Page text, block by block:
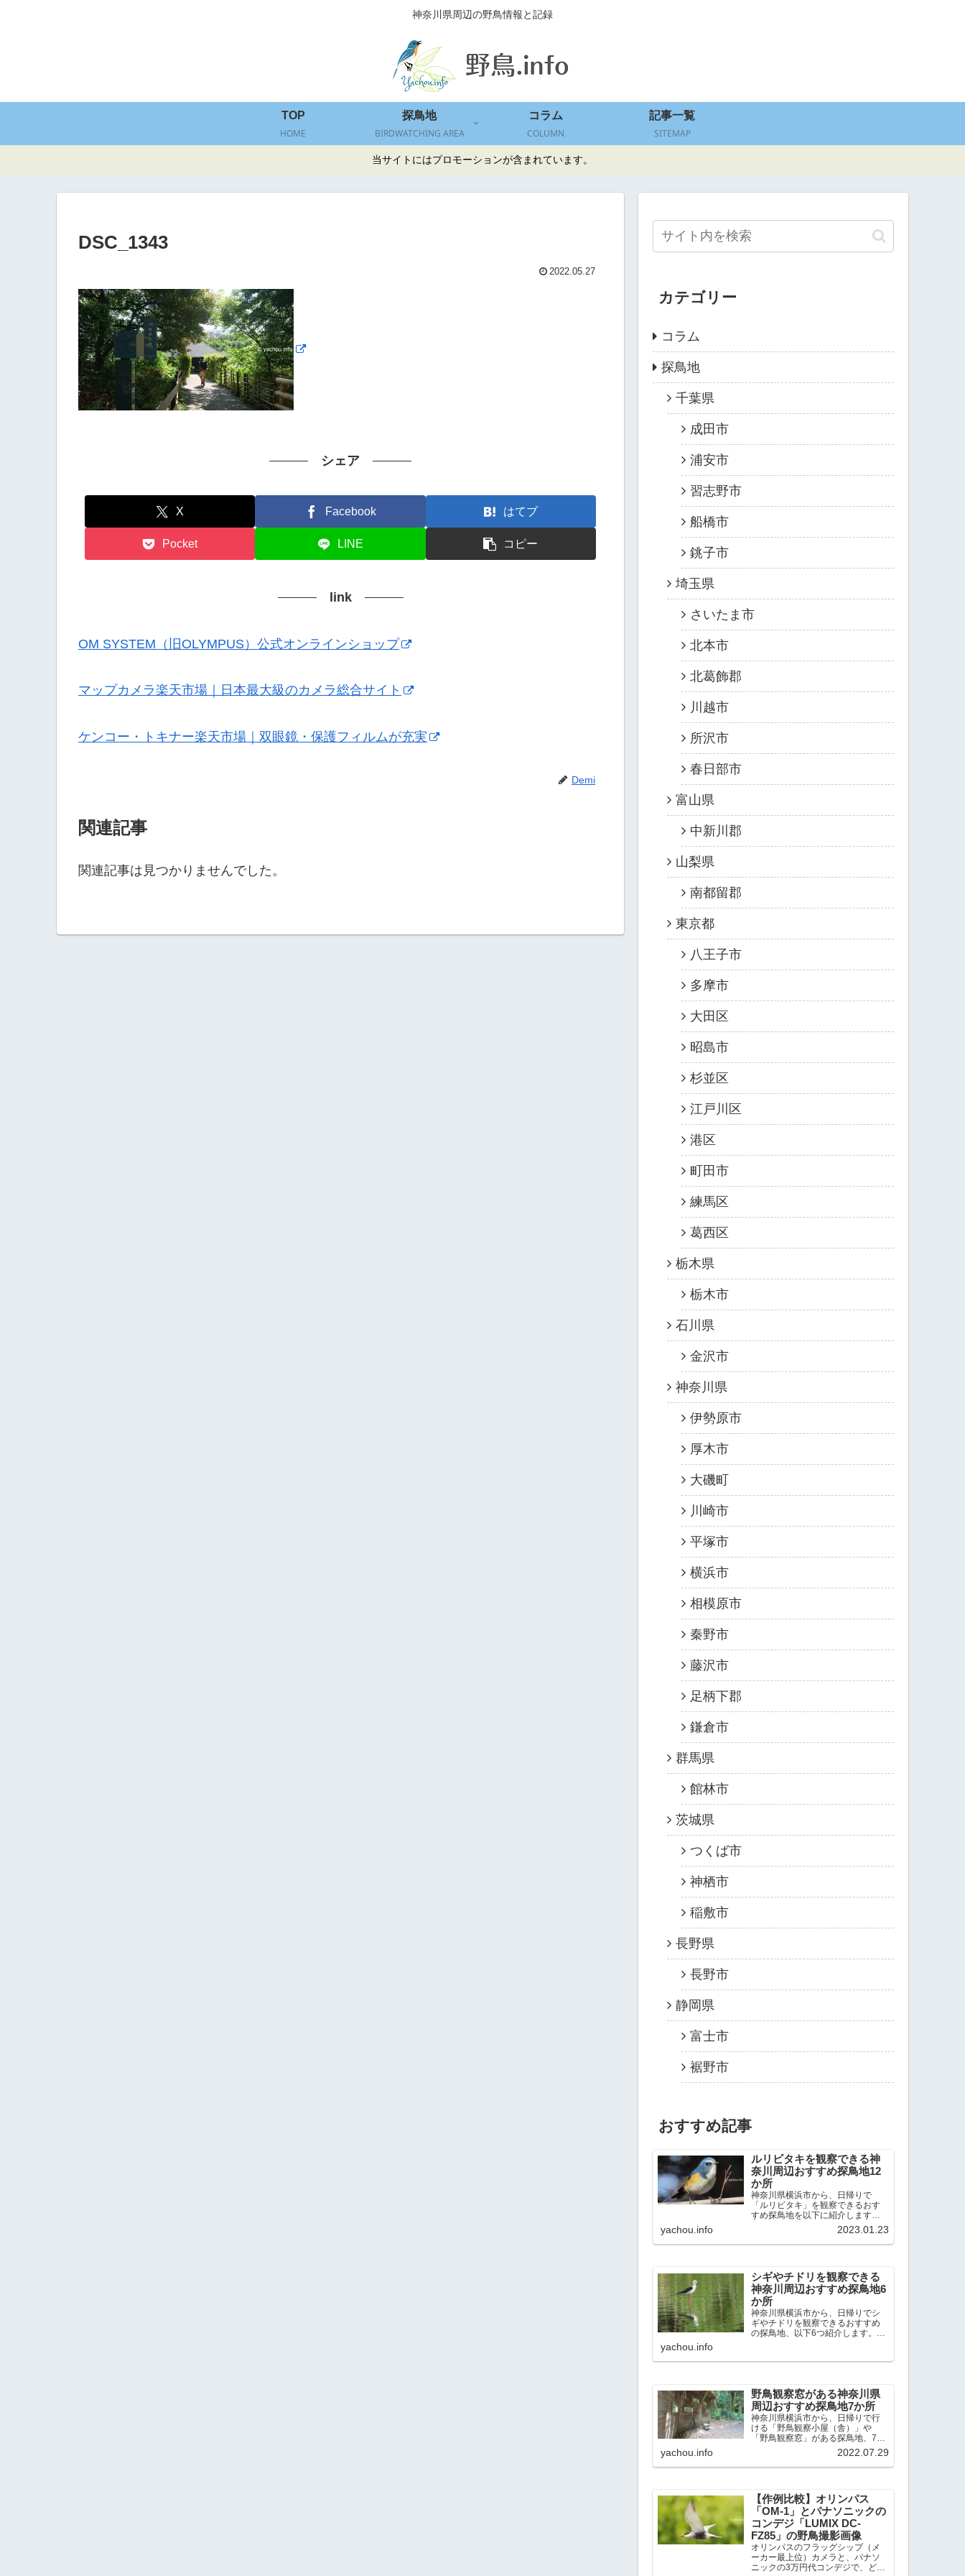
神奈川県周辺の野鳥情報と記録
TOP
HOME
探鳥地
BIRDWATCHING AREA
コラム
COLUMN
記事一覧
SITEMAP
当サイトにはプロモーションが含まれています。
DSC_1343
2022.05.27
シェア
X Facebook はてブ
Pocket LINE コピー
link
OM SYSTEM（旧OLYMPUS）公式オンラインショップ
マップカメラ楽天市場｜日本最大級のカメラ総合サイト
ケンコー・トキナー楽天市場｜双眼鏡・保護フィルムが充実
Demi
関連記事
関連記事は見つかりませんでした。
カテゴリー
コラム
探鳥地
千葉県
成田市
浦安市
習志野市
船橋市
銚子市
埼玉県
さいたま市
北本市
北葛飾郡
川越市
所沢市
春日部市
富山県
中新川郡
山梨県
南都留郡
東京都
八王子市
多摩市
大田区
昭島市
杉並区
江戸川区
港区
町田市
練馬区
葛西区
栃木県
栃木市
石川県
金沢市
神奈川県
伊勢原市
厚木市
大磯町
川崎市
平塚市
横浜市
相模原市
秦野市
藤沢市
足柄下郡
鎌倉市
群馬県
館林市
茨城県
つくば市
神栖市
稲敷市
長野県
長野市
静岡県
富士市
裾野市
おすすめ記事
ルリビタキを観察できる神
奈川周辺おすすめ探鳥地12
か所
神奈川県横浜市から、日帰りで
「ルリビタキ」を観察できるおす
すめ探鳥地を以下に紹介します。
これまで80か所近くの探鳥地を訪
れ、手応えを感じた場所です。以
下、★ が多いほど観察しやすく、
yachou.info 2023.01.23
シギやチドリを観察できる
神奈川周辺おすすめ探鳥地6
か所
神奈川県横浜市から、日帰りでシ
ギやチドリを観察できるおすすめ
の探鳥地、以下6つ紹介します。こ
感じた探鳥地です。ふなばし三番
yachou.info
野鳥観察窓がある神奈川県
周辺おすすめ探鳥地7か所
神奈川県横浜市から、日帰りで行
ける「野鳥観察小屋（舎）」や
「野鳥観察窓」がある探鳥地、7か
所を紹介します。どこもオススメ
の探鳥地です。実際に訪れてみる
と、野山にいる野鳥、海や湖にい
yachou.info 2022.07.29
【作例比較】オリンパス
「OM-1」とパナソニックの
コンデジ「LUMIX DC-
FZ85」の野鳥撮影画像
オリンパスのフラッグシップ（メ
ーカー最上位）カメラと、パナソ
ニックの3万円代コンデジで、どの